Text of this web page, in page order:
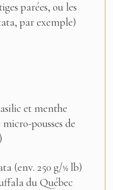
parées, ou les
par exemple)
et menthe
pousses de
(env. 250 g/½ lb)
du Québec